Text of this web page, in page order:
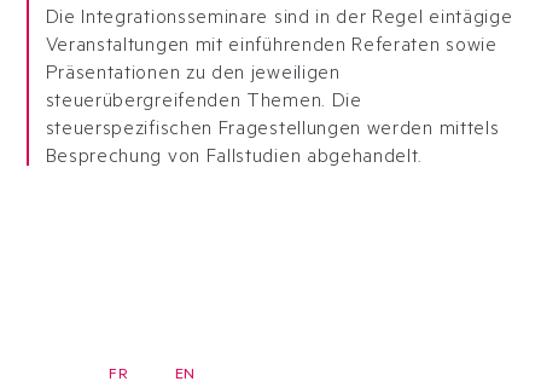
Die Integrationsseminare sind in der Regel eintägige
Veranstaltungen mit einführenden Referaten sowie
Präsentationen zu den jeweiligen
steuerübergreifenden Themen. Die
steuerspezifischen Fragestellungen werden mittels
Besprechung von Fallstudien abgehandelt.
FR EN